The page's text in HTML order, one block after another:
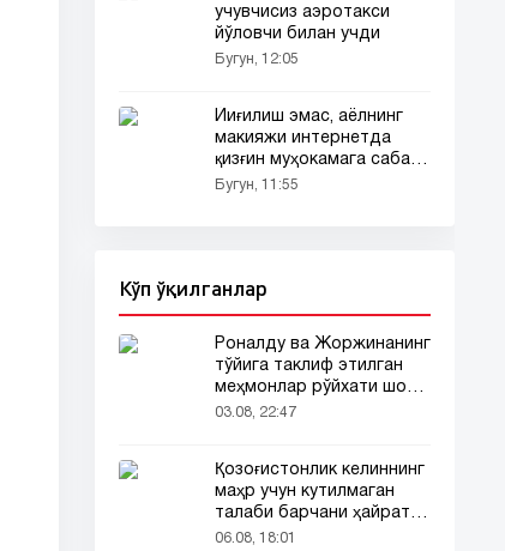
учувчисиз аэротакси
йўловчи билан учди
Бугун, 12:05
Йиғилиш эмас, аёлнинг
макияжи интернетда
қизғин муҳокамага сабаб
бўлди
Бугун, 11:55
Кўп ўқилганлар
Роналду ва Жоржинанинг
тўйига таклиф этилган
меҳмонлар рўйхати шов-
шувда
03.08, 22:47
Қозоғистонлик келиннинг
маҳр учун кутилмаган
талаби барчани ҳайратга
солди
06.08, 18:01